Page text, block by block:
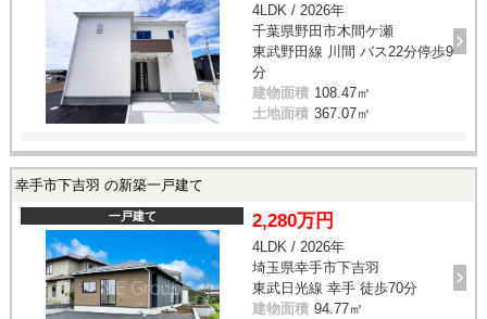
4LDK / 2026年
千葉県野田市木間ケ瀬
東武野田線 川間 バス22分停歩9
分
建物面積 108.47㎡
土地面積 367.07㎡
幸手市下吉羽 の新築一戸建て
一戸建て 2,280万円
4LDK / 2026年
埼玉県幸手市下吉羽
東武日光線 幸手 徒歩70分
建物面積 94.77㎡